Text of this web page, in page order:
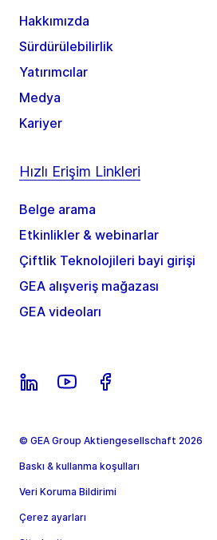
Hakkımızda
Sürdürülebilirlik
Yatırımcılar
Medya
Kariyer
Hızlı Erişim Linkleri
Belge arama
Etkinlikler & webinarlar
Çiftlik Teknolojileri bayi girişi
GEA alışveriş mağazası
GEA videoları
© GEA Group Aktiengesellschaft 2026
Baskı & kullanma koşulları
Veri Koruma Bildirimi
Çerez ayarları